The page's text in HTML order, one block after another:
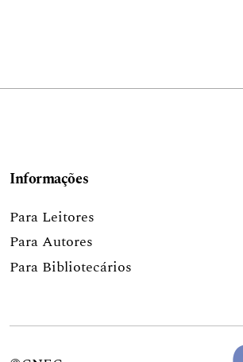
Informações
Para Leitores
Para Autores
Para Bibliotecários